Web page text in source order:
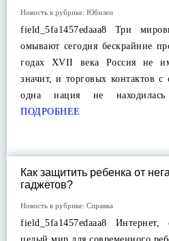
Новость в рубрике: Юбилеи
field_5fa1457edaaa8 Три
омывают сегодня бескрайние
годах XVII века Россия не
значит, и торговых контактов
одна нация не
ПОДРОБНЕЕ
Как защитить ребенка от
гаджетов?
Новость в рубрике: Справка
field_5fa1457edaaa8